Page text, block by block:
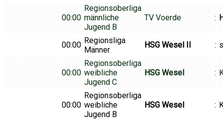
00:00
Regionsoberliga
männliche
Jugend B
TV Voerde :
00:00 Regionsliga
Männer
HSG Wesel II :
00:00
Regionsoberliga
weibliche
Jugend C
HSG Wesel :
00:00
Regionsoberliga
weibliche
Jugend B
HSG Wesel :